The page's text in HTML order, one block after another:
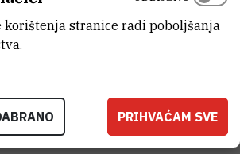
korištenja stranice radi poboljšanja
PRIHVAĆAM SVE